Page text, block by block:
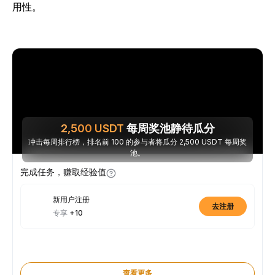
用性。
2,500 USDT 每周奖池静待瓜分
冲击每周排行榜，排名前 100 的参与者将瓜分 2,500 USDT 每周奖
池。
完成任务，赚取经验值
新用户注册
专享 +10
去注册
查看更多